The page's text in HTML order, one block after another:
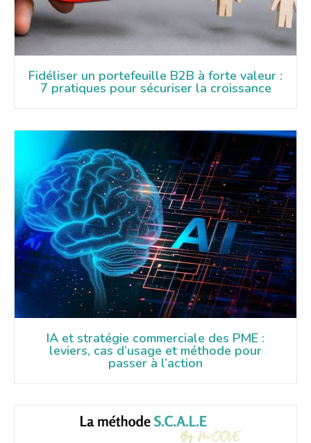
Fidéliser un portefeuille B2B à forte valeur :
7 pratiques pour sécuriser la croissance
IA et stratégie commerciale des PME :
leviers, cas d’usage et méthode pour
passer à l’action​